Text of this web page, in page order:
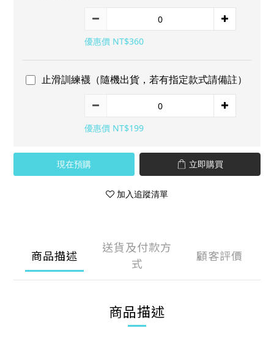
優惠價 NT$360
止滑訓練襪（隨機出貨，若有指定款式請備註）
優惠價 NT$199
現在預購 立即購買
加入追蹤清單
商品描述
送貨及付款方
式
顧客評價
商品描述